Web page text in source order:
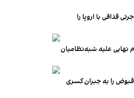
قذافی با اروپا را
نهایی علیه شبه‌نظامیان
را به جبران کسری